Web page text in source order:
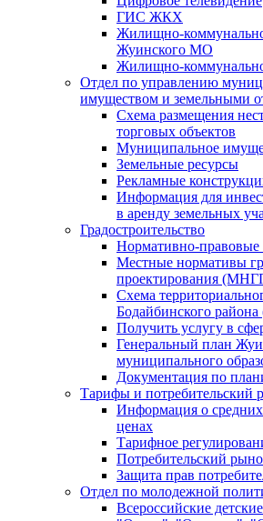
ГИС ЖКХ
Жилищно-
Жуинского МО
Жилищно-
Отдел по управлению
имуществом и земельными
Схема размещения
торговых объектов
Муниципальное
Земельные ресурсы
Рекламные
Информация для
в аренду земельных
Градостроительство
Нормативно-правовые
Местные нормативы
проектирования
Схема
Бодайбинского
Получить услугу в
Генеральный план
муниципального
Документация по
Тарифы и потребительский
Информация о средних
ценах
Тарифное
Потребительский
Защита прав
Отдел по молодежной
Всероссийские